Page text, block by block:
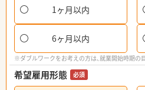
1ヶ月以内
6ヶ月以内
※ダブルワークをお考えの方は、就業開始時期の
希望雇用形態 必須